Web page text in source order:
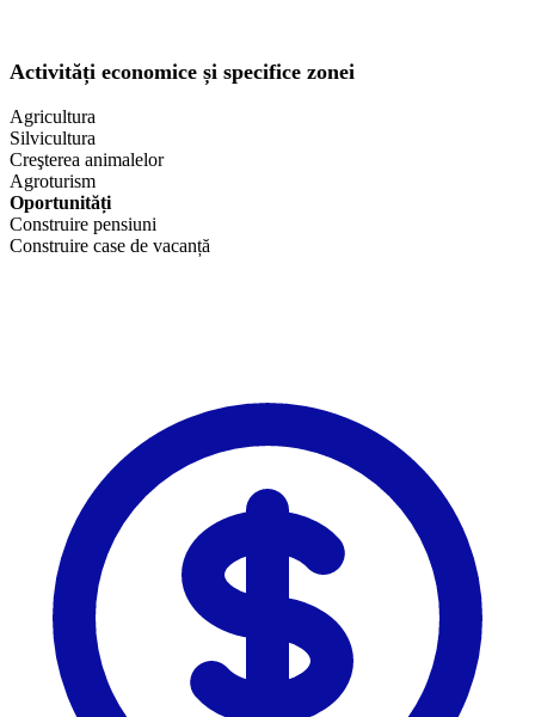
Activități economice și specifice zonei
Agricultura
Silvicultura
Creşterea animalelor
Agroturism
Oportunități
Construire pensiuni
Construire case de vacanță